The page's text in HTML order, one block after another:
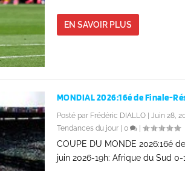
EN SAVOIR PLUS
MONDIAL 2026:16é de Finale-
Posté par Frédéric DIALLO| Juin 28,
Tendances du jour| 0 |
COUPE DU MONDE 2026:16é
juin 2026-19h: Afrique du Sud